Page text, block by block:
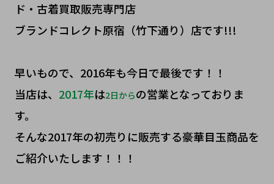
ド・古着買取販売専門店
ブランドコレクト原宿（竹下通り）店です!!!
早いもので、2016年も今日で最後です！！
当店は、 2017年は2日からの営業となっておりま
す。
そんな2017年の初売りに販売する豪華目玉商品を
ご紹介いたします！！！